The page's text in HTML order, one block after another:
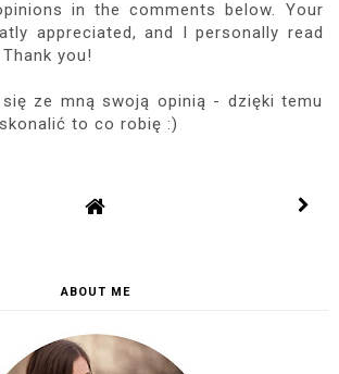
in the comments below. Your
appreciated, and I personally read
you!
ze mną swoją opinią - dzięki temu
to co robię :)
ABOUT ME